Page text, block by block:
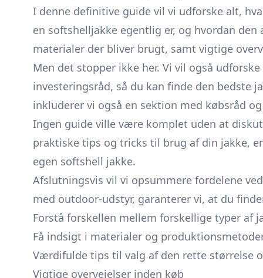
I denne definitive guide vil vi udforske alt,
en softshelljakke egentlig er, og hvordan
materialer der bliver brugt, samt vigtige
Men det stopper ikke her. Vi vil også
investeringsråd, så du kan finde den bedste
inkluderer vi også en sektion med købsråd
Ingen guide ville være komplet uden at
praktiske tips og tricks til brug af din jakke,
egen softshell jakke.
Afslutningsvis vil vi opsummere fordelene
med outdoor-udstyr, garanterer vi, at du
Forstå forskellen mellem forskellige typer af
Få indsigt i materialer og
Værdifulde tips til valg af den rette størrelse
Vigtige overvejelser inden køb